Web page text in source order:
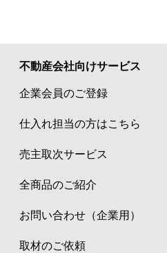
なんば(大阪メトロ)
なんば(大阪メトロ)
難波(南海)
恵美須町
不動産会社向けサービス
企業会員のご登録
仕入れ担当の方はこちら
売主取次サービス
全商品のご紹介
お問い合わせ（企業用）
取材のご依頼